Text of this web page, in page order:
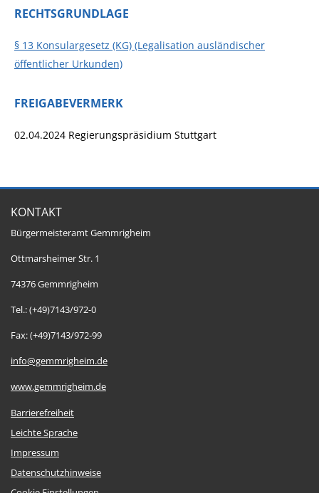
RECHTSGRUNDLAGE
§ 13 Konsulargesetz (KG) (Legalisation ausländischer
öffentlicher Urkunden)
FREIGABEVERMERK
02.04.2024 Regierungspräsidium Stuttgart
KONTAKT
Bürgermeisteramt Gemmrigheim
Ottmarsheimer Str. 1
74376 Gemmrigheim
Tel.: (+49)7143/972-0
Fax: (+49)7143/972-99
info@gemmrigheim.de
www.gemmrigheim.de
Barrierefreiheit
Leichte Sprache
Impressum
Datenschutzhinweise